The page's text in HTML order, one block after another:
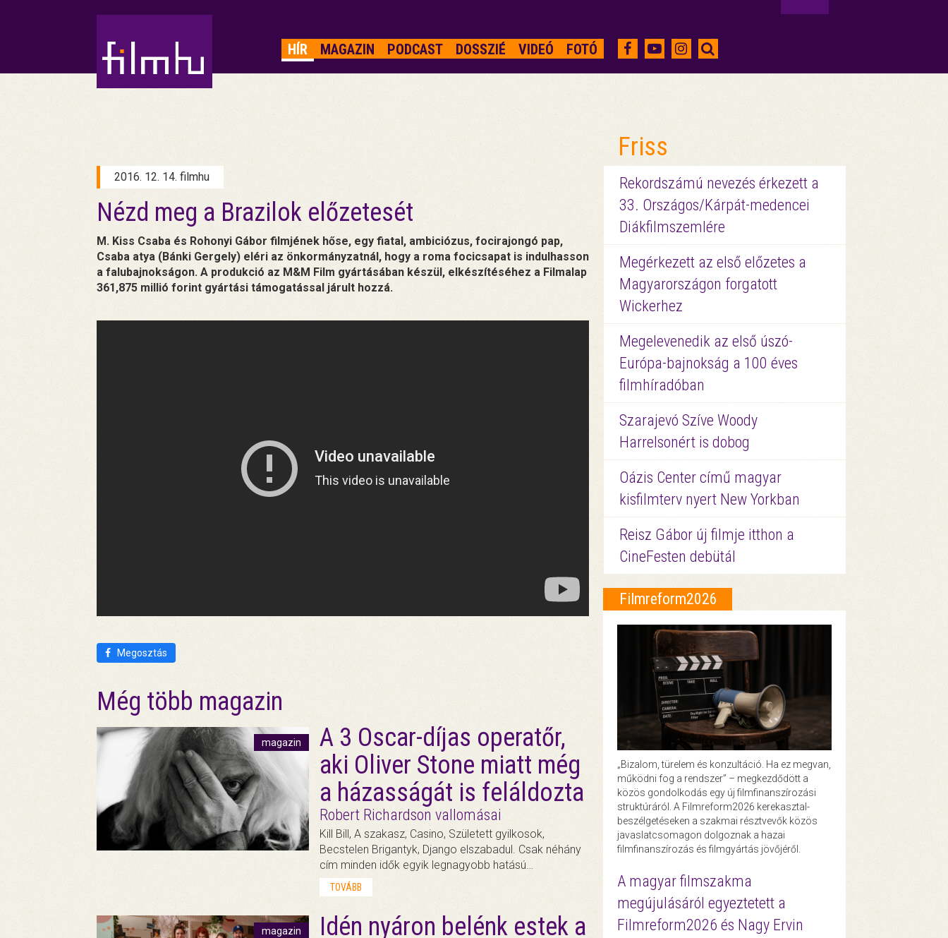
HÍR MAGAZIN PODCAST DOSSZIÉ VIDEÓ FOTÓ
2016. 12. 14. filmhu
Nézd meg a Brazilok előzetesét
M. Kiss Csaba és Rohonyi Gábor filmjének hőse, egy fiatal, ambiciózus, focirajongó pap,
Csaba atya (Bánki Gergely) eléri az önkormányzatnál, hogy a roma focicsapat is indulhasson
a falubajnokságon. A produkció az M&M Film gyártásában készül, elkészítéséhez a Filmalap
361,875 millió forint gyártási támogatással járult hozzá.
Megosztás
Még több magazin
magazin
A 3 Oscar-díjas operatőr,
aki Oliver Stone miatt még
a házasságát is feláldozta
Robert Richardson vallomásai
Kill Bill, A szakasz, Casino, Született gyilkosok,
Becstelen Brigantyk, Django elszabadul. Csak néhány
cím minden idők egyik legnagyobb hatású…
TOVÁBB
magazin
Idén nyáron belénk estek a
Friss
Rekordszámú nevezés érkezett a
33. Országos/Kárpát-medencei
Diákfilmszemlére
Megérkezett az első előzetes a
Magyarországon forgatott
Wickerhez
Megelevenedik az első úszó-
Európa-bajnokság a 100 éves
filmhíradóban
Szarajevó Szíve Woody
Harrelsonért is dobog
Oázis Center című magyar
kisfilmterv nyert New Yorkban
Reisz Gábor új filmje itthon a
CineFesten debütál
Filmreform2026
„Bizalom, türelem és konzultáció. Ha ez megvan,
működni fog a rendszer” – megkezdődött a
közös gondolkodás egy új filmfinanszírozási
struktúráról. A Filmreform2026 kerekasztal-
beszélgetéseken a szakmai résztvevők közös
javaslatcsomagon dolgoznak a hazai
filmfinanszírozás és filmgyártás jövőjéről.
A magyar filmszakma
megújulásáról egyeztetett a
Filmreform2026 és Nagy Ervin